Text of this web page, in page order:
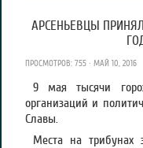
АРСЕНЬЕВЦЫ
ПРОСМОТРОВ: 755 · МАЙ 10, 2016
9 мая тысячи
организаций и
Славы.
Места на трибунах